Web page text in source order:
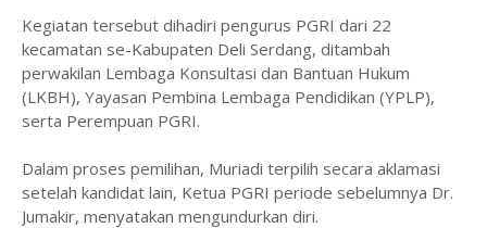
Kegiatan tersebut dihadiri pengurus PGRI dari 22
kecamatan se-Kabupaten Deli Serdang, ditambah
perwakilan Lembaga Konsultasi dan Bantuan Hukum
(LKBH), Yayasan Pembina Lembaga Pendidikan (YPLP),
serta Perempuan PGRI.
Dalam proses pemilihan, Muriadi terpilih secara aklamasi
setelah kandidat lain, Ketua PGRI periode sebelumnya Dr.
Jumakir, menyatakan mengundurkan diri.